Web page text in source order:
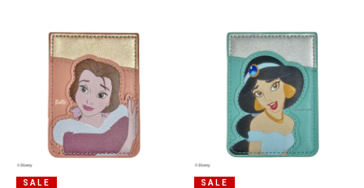
SALE SALE